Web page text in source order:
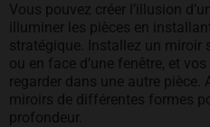
Vous pouvez créer l’illusion
illuminer les pièces en
stratégique. Installez un miroir
ou en face d’une fenêtre, et
regarder dans une autre pièce.
miroirs de différentes formes
profondeur.